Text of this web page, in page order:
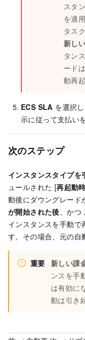
スタ
を適
タス
新し
タン
ード
動再
ECS SLA を選択
示に従って支払い
次のステップ
インスタンスタイプを
ュールされた [再起動
動後にダウングレード
が開始された後 、かつ
インスタンスを手動で
す。その場合、元の自
重要 新しい課
ンスを手
は有効に
動は引き